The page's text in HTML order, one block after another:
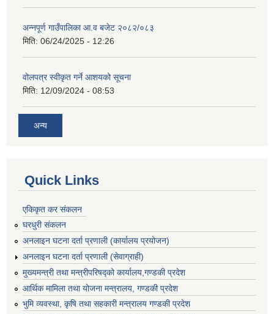
अन्नपूर्ण गाउँपालिका आ.व बजेट २०८२/०८३
मिति: 06/24/2025 - 12:26
वोलपत्र स्वीकृत गर्ने आशयको सूचना
मिति: 12/09/2024 - 08:53
अन्य
Quick Links
एकिकृत कर संकलन
घरधुरी संकलन
अनलाइन घटना दर्ता प्रणाली (कार्यालय प्रयोजन)
अनलाइन घटना दर्ता प्रणाली (सेवाग्राही)
मुख्यमन्त्री तथा मन्त्रीपरिषद्को कार्यालय,गण्डकी प्रदेश
आर्थिक मामिला तथा योजना मन्त्रालय, गण्डकी प्रदेश
भुमि व्यवस्था, कृषि तथा सहकारी मन्त्रालय गण्डकी प्रदेश